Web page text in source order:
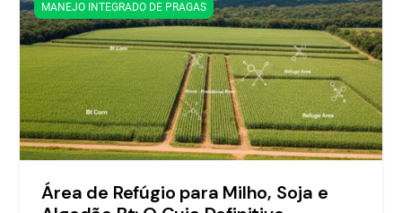
MANEJO INTEGRADO DE PRAGAS
Área de Refúgio para Milho, Soja e